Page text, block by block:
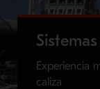
Experiencia
caliza